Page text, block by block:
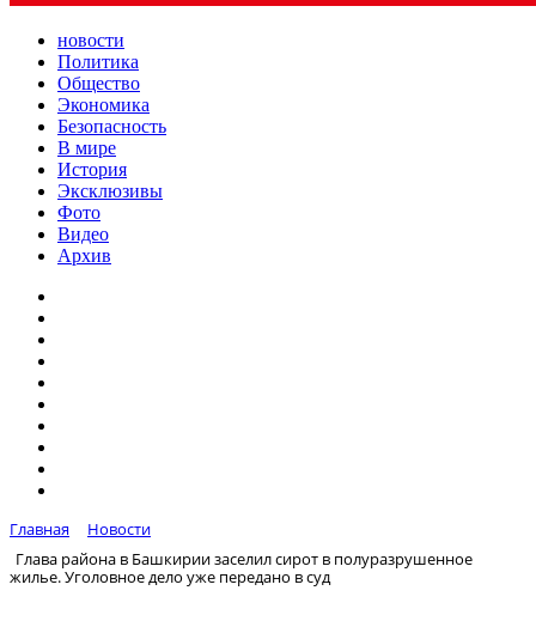
новости
Политика
Общество
Экономика
Безопасность
В мире
История
Эксклюзивы
Фото
Видео
Архив
Главная
Новости
Глава района в Башкирии заселил сирот в полуразрушенное
жилье. Уголовное дело уже передано в суд